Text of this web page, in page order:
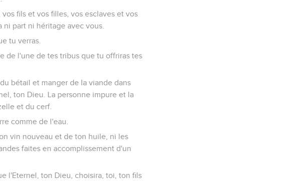
fils et vos filles, vos esclaves et vos
part ni héritage avec vous.
tu verras.
de l'une de tes tribus que tu offriras tes
bétail et manger de la viande dans
ton Dieu. La personne impure et la
et du cerf.
comme de l'eau.
vin nouveau et de ton huile, ni les
faites en accomplissement d'un
l'Eternel, ton Dieu, choisira, toi, ton fils